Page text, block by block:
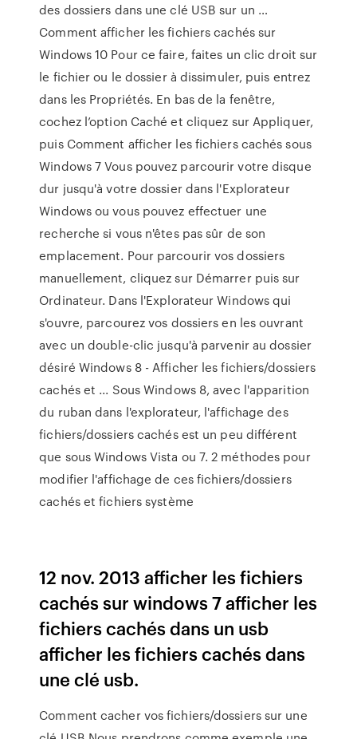
des dossiers dans une clé USB sur un …
Comment afficher les fichiers cachés sur
Windows 10 Pour ce faire, faites un clic droit sur
le fichier ou le dossier à dissimuler, puis entrez
dans les Propriétés. En bas de la fenêtre,
cochez l’option Caché et cliquez sur Appliquer,
puis Comment afficher les fichiers cachés sous
Windows 7 Vous pouvez parcourir votre disque
dur jusqu'à votre dossier dans l'Explorateur
Windows ou vous pouvez effectuer une
recherche si vous n'êtes pas sûr de son
emplacement. Pour parcourir vos dossiers
manuellement, cliquez sur Démarrer puis sur
Ordinateur. Dans l'Explorateur Windows qui
s'ouvre, parcourez vos dossiers en les ouvrant
avec un double-clic jusqu'à parvenir au dossier
désiré Windows 8 - Afficher les fichiers/dossiers
cachés et ... Sous Windows 8, avec l'apparition
du ruban dans l'explorateur, l'affichage des
fichiers/dossiers cachés est un peu différent
que sous Windows Vista ou 7. 2 méthodes pour
modifier l'affichage de ces fichiers/dossiers
cachés et fichiers système
12 nov. 2013 afficher les fichiers
cachés sur windows 7 afficher les
fichiers cachés dans un usb
afficher les fichiers cachés dans
une clé usb.
Comment cacher vos fichiers/dossiers sur une